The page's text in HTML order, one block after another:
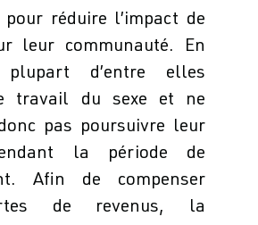
pour réduire l’impact de
leur communauté. En
d’entre elles
travail du sexe et ne
pas poursuivre leur
la période de
Afin de compenser
de revenus, la